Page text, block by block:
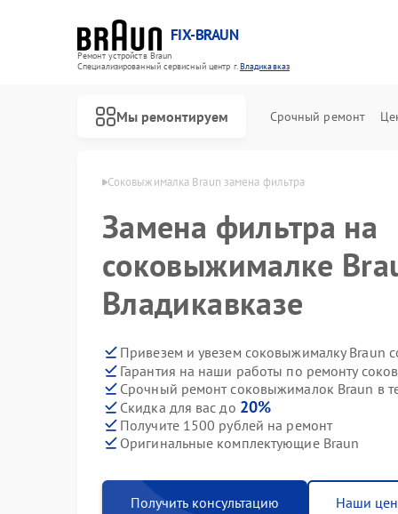
FIX-BRAUN
Ремонт устройств Braun
Специализированный cервисный центр г.Владикавказ
Мы ремонтируем Срочный ремонт
Соковыжималка Braun замена фильтра
Замена фильтра на
соковыжималке
Владикавказе
Привезем и увезем соковыжималку Braun
Гарантия на наши работы по ремонту
Срочный ремонт соковыжималок Braun в
Скидка для вас до 20%
Получите 1500 рублей на ремонт
Оригинальные комплектующие Braun
Получить консультацию Наши